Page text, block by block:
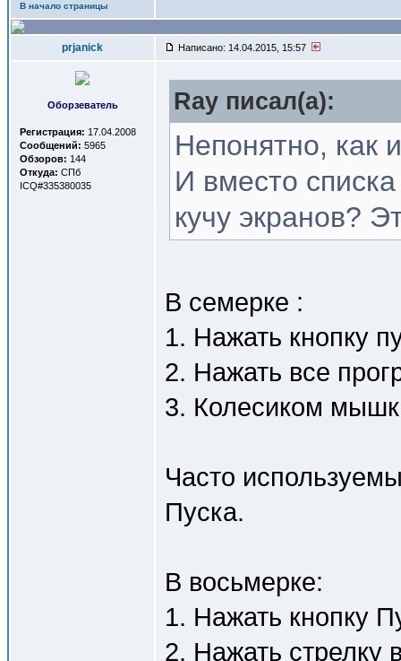
В начало страницы
prjanick Написано: 14.04.2015, 15:57
Оборзеватель
Регистрация: 17.04.2008
Сообщений: 5965
Обзоров: 144
Откуда: СПб
ICQ#335380035
Ray писал(a):
Непонятно, как
И вместо
кучу экранов?
В семерке :
1. Нажать кнопку
2. Нажать все
3. Колесиком
Часто
Пуска.
В восьмерке:
1. Нажать кнопку
2. Нажать стрелку